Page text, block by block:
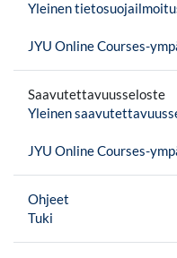
Yleinen
JYU Online Courses-
Saavutettavuusseloste
Yleinen
JYU Online Courses-
Ohjeet
Tuki